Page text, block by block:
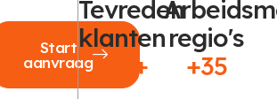
Start
aanvraag
Tevreden
klanten
250+
regio's
+35